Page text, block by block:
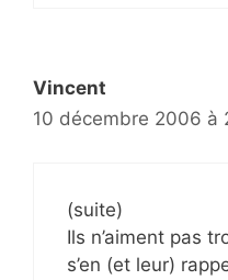
Vincent
10 décembre 2006 à
(suite)
Ils n’aiment pas
s’en (et leur)